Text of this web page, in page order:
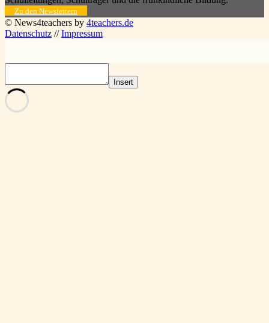
Zu den Newslettern
© News4teachers by 4teachers.de
Datenschutz //Impressum
Insert